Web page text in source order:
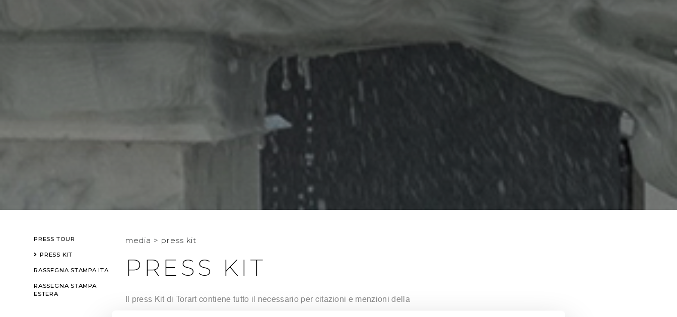
PRESS TOUR
PRESS KIT
RASSEGNA STAMPA ITA
RASSEGNA STAMPA
ESTERA
media > press kit
PRESS KIT
Il press Kit di Torart contiene tutto il necessario per citazioni e menzioni della